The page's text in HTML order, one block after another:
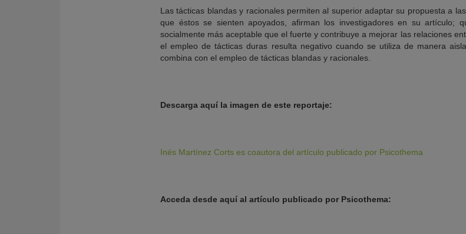
Las tácticas blandas y racionales permiten al superior adaptar su propuesta a
que éstos se sienten apoyados, afirman los investigadores en su artículo;
socialmente más aceptable que el fuerte y contribuye a mejorar las relaciones
el empleo de tácticas duras resulta negativo cuando se utiliza de manera
combina con el empleo de tácticas blandas y racionales.
Descarga aquí la imagen de este reportaje:
Inés Martínez Corts es coautora del artículo publicado por Psicothema
Acceda desde aquí al artículo publicado por Psicothema: